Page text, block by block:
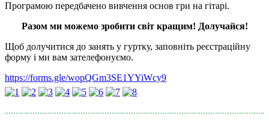
Програмою передбачено вивчення основ гри на гітарі.
Разом ми можемо зробити світ кращим! Долучайся!
Щоб долучитися до занять у гуртку, заповніть реєстраційну
форму і ми вам зателефонуємо.
https://forms.gle/wopQGm3SE1YYiWcy9